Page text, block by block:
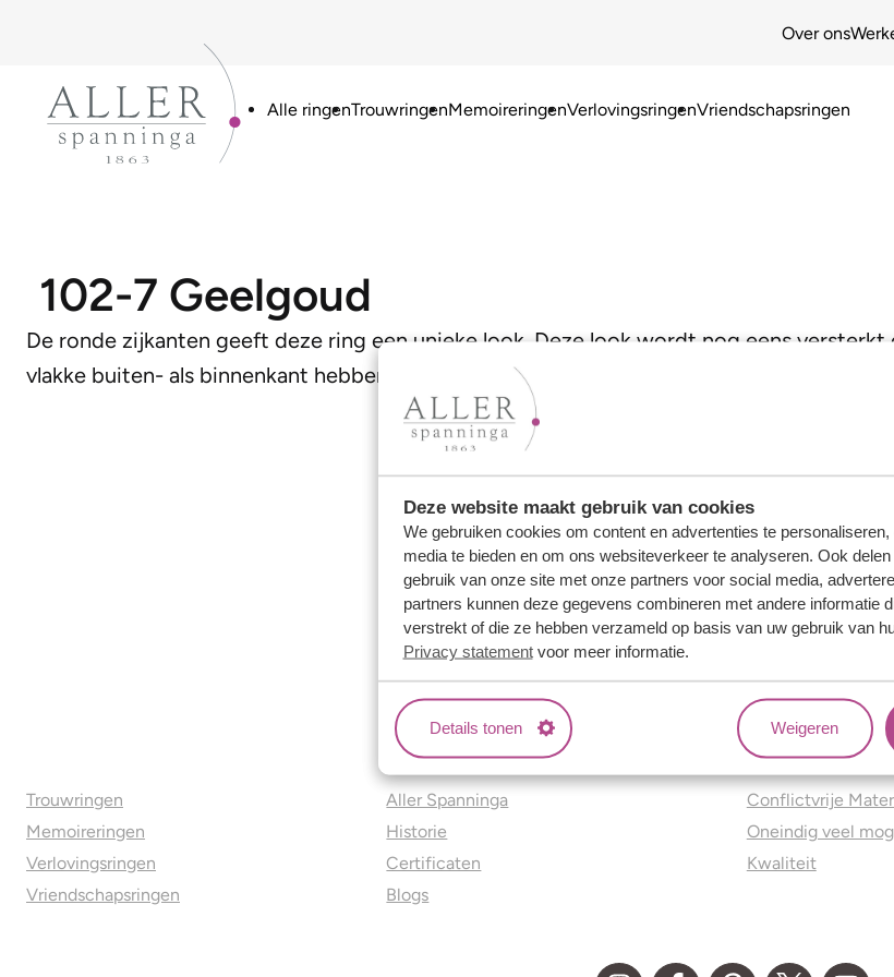
Deze website maakt gebruik van cookies
We gebruiken cookies om content en advertenties te
media te bieden en om ons websiteverkeer te analyseren. Ook
gebruik van onze site met onze partners voor social media,
partners kunnen deze gegevens combineren met andere informatie
verstrekt of die ze hebben verzameld op basis van uw gebruik van
Privacy statementvoor meer informatie.
Details tonen Weigeren
Over ons
Alle ringenTrouwringenMemoireringenVerlovingsringenVriendschapsringen
102-7 Geelgoud
De ronde zijkanten geeft deze ring een unieke look. Deze look wordt nog eens
vlakke buiten- als binnenkant hebben voorzien. Zo krijg je een waar juweeltje!
Trouwringen
Memoireringen
Verlovingsringen
Vriendschapsringen
Over ons
Aller Spanninga
Historie
Certificaten
Blogs
Jouw
Conflictvrije
Oneindig veel
Kwaliteit